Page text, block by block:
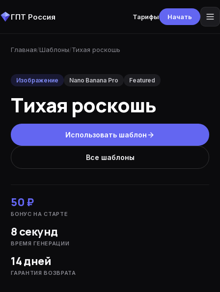
ГПТ Россия Тарифы Начать
Главная/Шаблоны/Тихая роскошь
Изображение Nano Banana Pro Featured
Тихая роскошь
Использовать шаблон
Все шаблоны
50 ₽
БОНУС НА СТАРТЕ
8 секунд
ВРЕМЯ ГЕНЕРАЦИИ
14 дней
ГАРАНТИЯ ВОЗВРАТА